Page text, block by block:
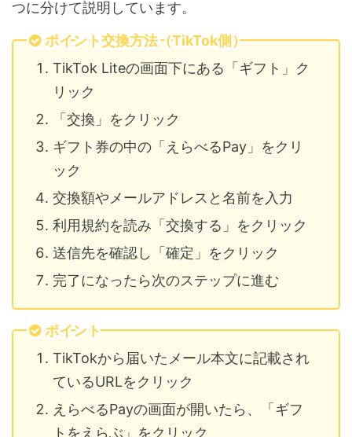
つに分けて説明しています。
ポイント交換方法（TikTok側）
TikTok Liteの画面下にある「ギフト」ク
リック
「交換」をクリック
ギフト券の中の「えらべるPay」をクリ
ック
交換額やメールアドレスと名前を入力
利用規約を読み「交換する」をクリック
送信先を確認し「確定」をクリック
完了になったら次のステップに進む
ポイント
TikTokから届いたメール本文に記載され
ているURLをクリック
えらべるPayの画面が開いたら、「ギフ
トをえらぶ」をクリック